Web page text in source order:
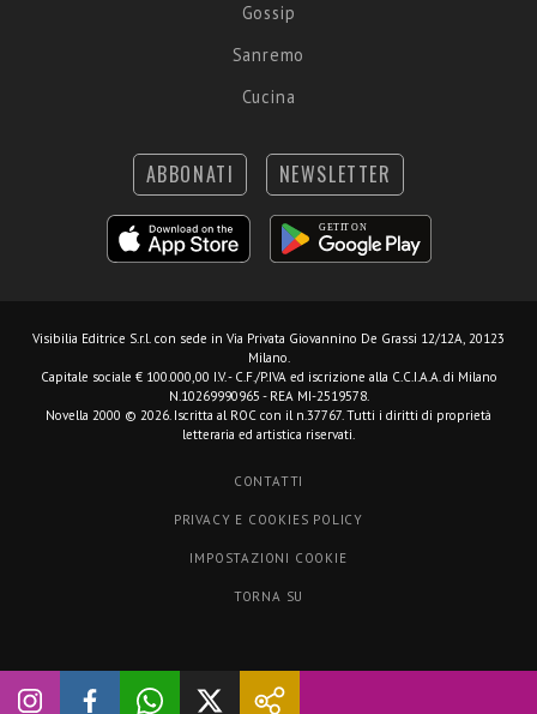
Gossip
Sanremo
Cucina
ABBONATI NEWSLETTER
Visibilia Editrice S.r.l. con sede in Via Privata Giovannino De Grassi 12/12A, 20123
Milano.
Capitale sociale € 100.000,00 I.V. - C.F./P.IVA ed iscrizione alla C.C.I.A.A. di Milano
N.10269990965 - REA MI-2519578.
Novella 2000 © 2026. Iscritta al ROC con il n.37767. Tutti i diritti di proprietà
letteraria ed artistica riservati.
CONTATTI
PRIVACY E COOKIES POLICY
IMPOSTAZIONI COOKIE
TORNA SU